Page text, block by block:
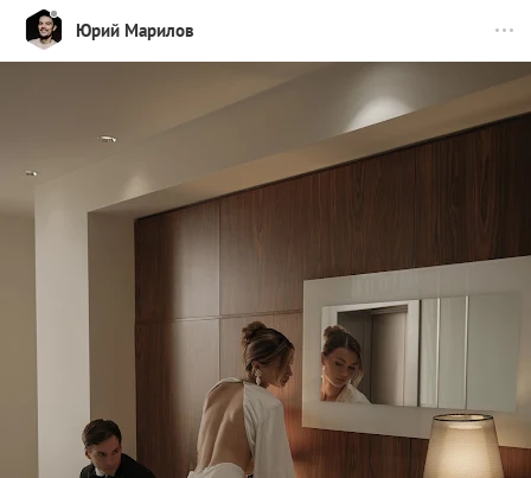
Юрий Марилов